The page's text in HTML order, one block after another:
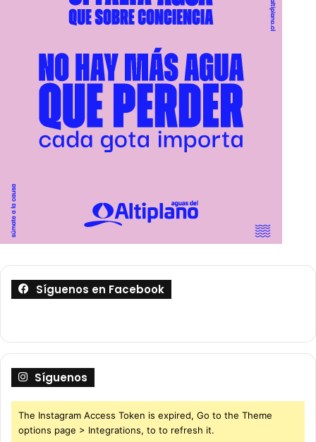
Síguenos en Facebook
Síguenos
The Instagram Access Token is expired, Go to the Theme
options page > Integrations, to to refresh it.